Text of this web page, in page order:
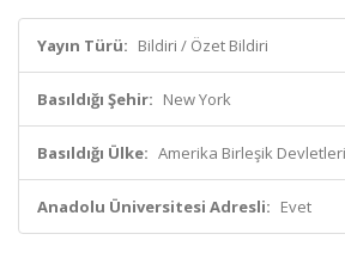
Yayın Türü: Bildiri / Özet Bildiri
Basıldığı Şehir: New York
Basıldığı Ülke: Amerika Birleşik Devletleri
Anadolu Üniversitesi Adresli: Evet